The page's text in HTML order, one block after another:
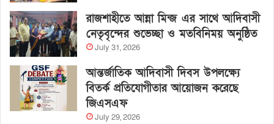
রাজশাহীতে আন্না মিন্জ এর সাথে আদিবাসী
নেতৃবৃন্দের শুভেচ্ছা ও মতবিনিময় অনুষ্ঠিত
July 31, 2026
আন্তর্জাতিক আদিবাসী দিবস উপলক্ষ্যে
বিতর্ক প্রতিযোগীতার আয়োজন করেছে
জিএসএফ
July 29, 2026